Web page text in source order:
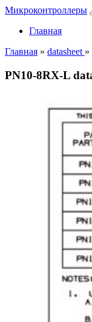
Микроконтроллеры
Главная
Главная » datasheet »
PN10-8RX-L